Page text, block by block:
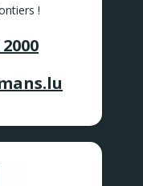
!